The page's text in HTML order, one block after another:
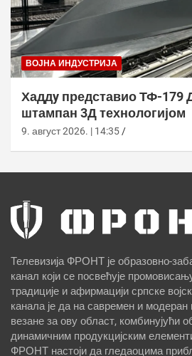
ВОЈНА ИНДУСТРИЈА
Хаддy представио ТФ-179
штампан 3Д технологијом
9. август 2026. | 14:35
Телевизија ФРОНТ је образовно-
канал који се посвећује
традиције и афирмацији српске
канала је да на савремен и модеран
везане за ову област, комбинујући
динамичним продукцијским
ФРОНТ настоји да гледаоцима